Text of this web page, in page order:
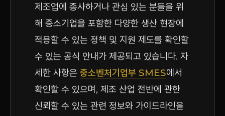
제조업에 종사하거나 관심 있는 분들을 위
해 중소기업을 포함한 다양한 생산 현장에
적용할 수 있는 정책 및 지원 제도를 확인할
수 있는 공식 안내가 제공되고 있습니다. 자
세한 사항은 중소벤처기업부 SMES에서
확인할 수 있으며, 제조 산업 전반에 관한
신뢰할 수 있는 관련 정보와 가이드라인을